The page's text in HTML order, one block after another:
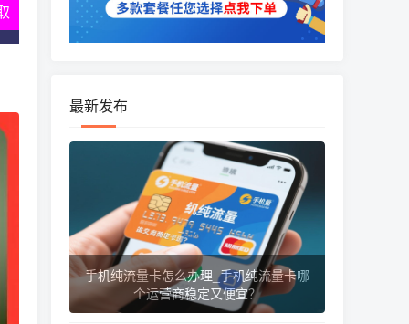
最新发布
手机纯流量卡怎么办理_手机纯流量卡哪
个运营商稳定又便宜？